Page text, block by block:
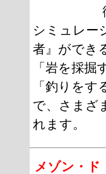
シミュレー
者』ができ
「岩を採掘
「釣りをす
で、さまざ
れます。
メゾン・ド